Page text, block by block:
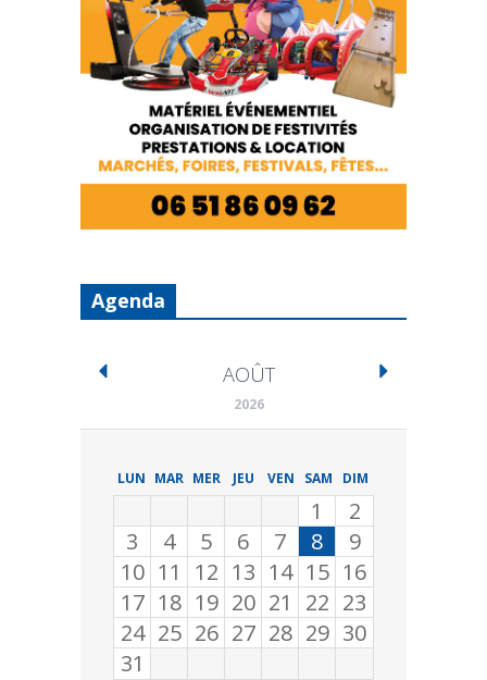
Agenda
AOÛT
2026
LUN MAR MER JEU VEN SAM DIM
1
2
3
4 5 6 7 8
9
10 11 12 13 14 15 16
17 18 19 20 21 22 23
24 25 26 27 28 29 30
31